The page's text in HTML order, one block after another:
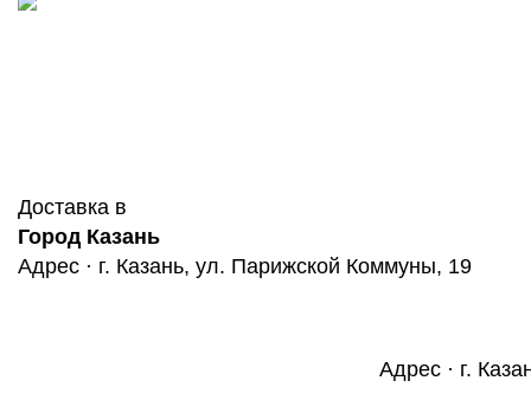
Доставка в
Город Казань
Адрес · г. Казань, ул. Парижской Коммуны, 19
Адрес · г.